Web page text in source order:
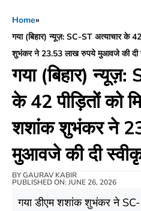
Home»
गया (बिहार) न्यूज़: SC-ST अत्याचार के
शुभंकर ने 23.53 लाख रुपये मुआवजे की दी
गया (बिहार) न्यूज़:
के 42 पीड़ितों को
शशांक शुभंकर ने
मुआवजे की दी
BYGAURAV KABIR
PUBLISHED ON: JUNE 26, 2026
गया डीएम शशांक शुभंकर ने SC-